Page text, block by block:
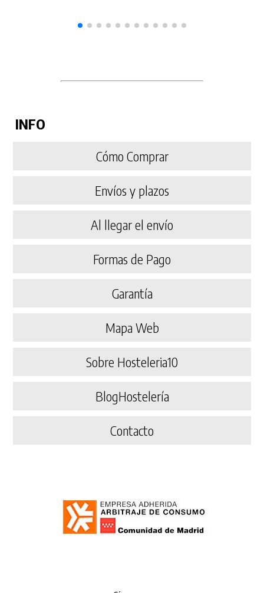
INFO
Cómo Comprar
Envíos y plazos
Al llegar el envío
Formas de Pago
Garantía
Mapa Web
Sobre Hosteleria10
BlogHostelería
Contacto